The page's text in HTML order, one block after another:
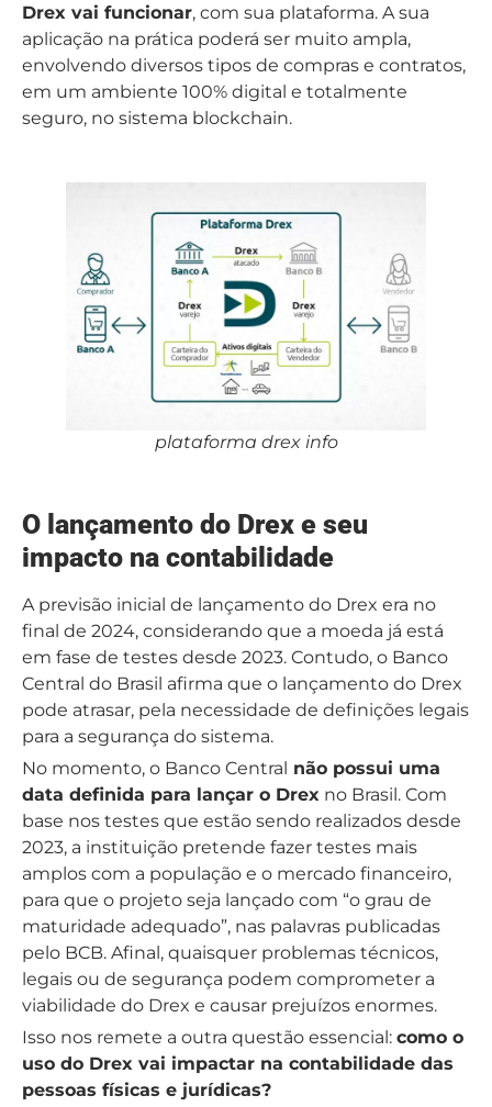
Drex vai funcionar, com sua plataforma. A sua
aplicação na prática poderá ser muito ampla,
envolvendo diversos tipos de compras e contratos,
em um ambiente 100% digital e totalmente
seguro, no sistema blockchain.
plataforma drex info
O lançamento do Drex e seu
impacto na contabilidade
A previsão inicial de lançamento do Drex era no
final de 2024, considerando que a moeda já está
em fase de testes desde 2023. Contudo, o Banco
Central do Brasil afirma que o lançamento do Drex
pode atrasar, pela necessidade de definições legais
para a segurança do sistema.
No momento, o Banco Central não possui uma
data definida para lançar o Drex no Brasil. Com
base nos testes que estão sendo realizados desde
2023, a instituição pretende fazer testes mais
amplos com a população e o mercado financeiro,
para que o projeto seja lançado com “o grau de
maturidade adequado”, nas palavras publicadas
pelo BCB. Afinal, quaisquer problemas técnicos,
legais ou de segurança podem comprometer a
viabilidade do Drex e causar prejuízos enormes.
Isso nos remete a outra questão essencial: como o
uso do Drex vai impactar na contabilidade das
pessoas físicas e jurídicas?